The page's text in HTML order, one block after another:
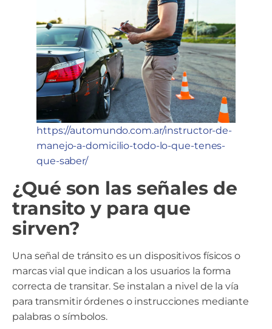
https://automundo.com.ar/instructor-de-
manejo-a-domicilio-todo-lo-que-tenes-
que-saber/
¿Qué son las señales de
transito y para que
sirven?
Una señal de tránsito es un dispositivos físicos o
marcas vial que indican a los usuarios la forma
correcta de transitar. Se instalan a nivel de la vía
para transmitir órdenes o instrucciones mediante
palabras o símbolos.